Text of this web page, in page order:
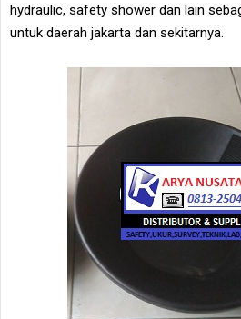
hydraulic, safety shower dan lain
untuk daerah jakarta dan sekitarnya.